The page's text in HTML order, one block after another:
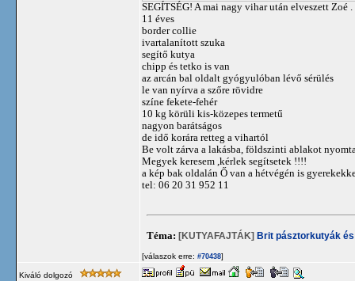
SEGÍTSÉG! A mai nagy vihar után elveszett Zoé .
11 éves
border collie
ivartalanított szuka
segítő kutya
chipp és tetko is van
az arcán bal oldalt gyógyulóban lévő sérülés
le van nyírva a szőre rövidre
színe fekete-fehér
10 kg körüli kis-közepes termetű
nagyon barátságos
de idő korára retteg a vihartól
Be volt zárva a lakásba, földszinti ablakot
Megyek keresem ,kérlek segítsetek !!!!
a kép bak oldalán Ő van a hétvégén is
tel: 06 20 31 952 11
Téma: [KUTYAFAJTÁK] Brit pásztorkutyák
[válaszok erre: #70438]
Kiváló dolgozó